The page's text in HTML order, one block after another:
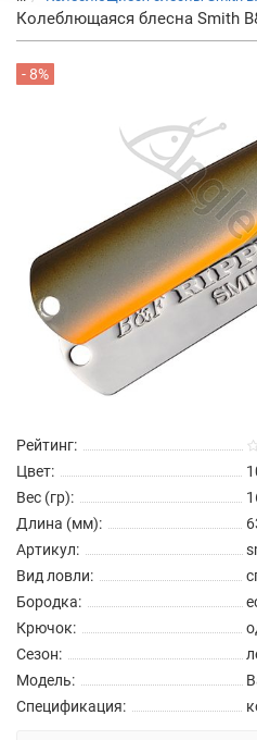
Колеблющаяся блесна Smith
- 8%
Рейтинг:
Цвет:
Вес (гр):
Длина (мм):
Артикул:
Вид ловли:
Бородка:
Крючок:
Сезон:
Модель:
Спецификация: